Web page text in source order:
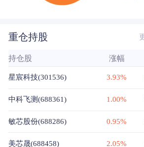
重仓持股
持仓股 涨幅
星宸科技(301536) 3.93%
中科飞测(688361) 1.00%
敏芯股份(688286) 0.95%
美芯晟(688458) 2.05%